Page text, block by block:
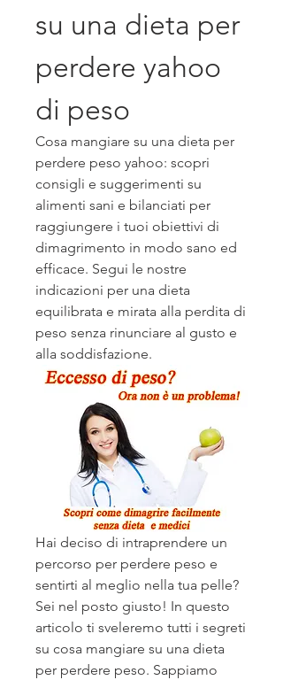
su una dieta per
perdere yahoo
di peso
Cosa mangiare su una dieta per
perdere peso yahoo: scopri
consigli e suggerimenti su
alimenti sani e bilanciati per
raggiungere i tuoi obiettivi di
dimagrimento in modo sano ed
efficace. Segui le nostre
indicazioni per una dieta
equilibrata e mirata alla perdita di
peso senza rinunciare al gusto e
alla soddisfazione.
Hai deciso di intraprendere un
percorso per perdere peso e
sentirti al meglio nella tua pelle?
Sei nel posto giusto! In questo
articolo ti sveleremo tutti i segreti
su cosa mangiare su una dieta
per perdere peso. Sappiamo